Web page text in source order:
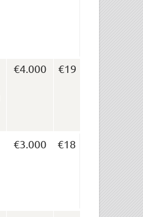
€4.000 €19
€3.000 €18